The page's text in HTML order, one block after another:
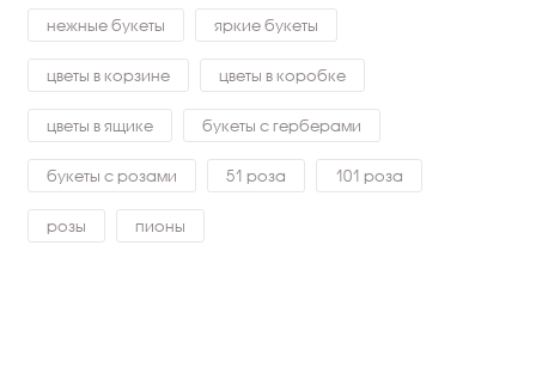
нежные букеты яркие букеты
цветы в корзине цветы в коробке
цветы в ящике букеты с герберами
букеты с розами 51 роза 101 роза
розы пионы